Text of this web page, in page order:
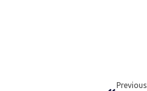
Previous